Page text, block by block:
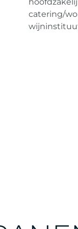
catering/